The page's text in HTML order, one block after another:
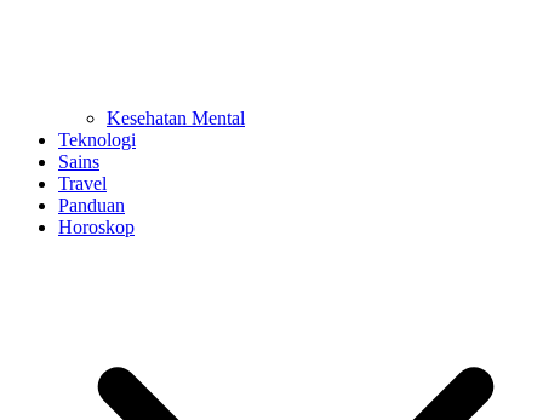
Kesehatan Mental
Teknologi
Sains
Travel
Panduan
Horoskop